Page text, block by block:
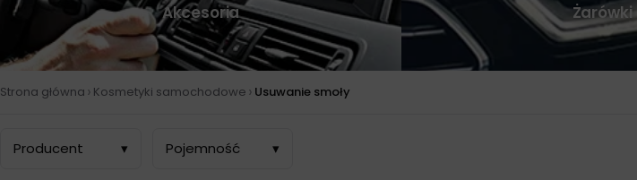
Akcesoria Żarówki
Strona główna › Kosmetyki samochodowe › Usuwanie smoły
Producent ▾ Pojemność ▾